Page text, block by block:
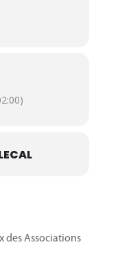
pour les NP,
de lutte contre
bio ;
des Associations